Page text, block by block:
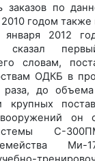
заказов по
годом также
января 2012
словам,
ОДКБ в
раза, до
крупных
он
С-
Ми-